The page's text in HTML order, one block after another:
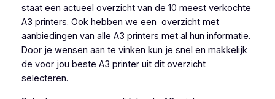
staat een actueel overzicht van de 10 meest verkochte
A3 printers. Ook hebben we een overzicht met
aanbiedingen van alle A3 printers met al hun informatie.
Door je wensen aan te vinken kun je snel en makkelijk
de voor jou beste A3 printer uit dit overzicht
selecteren.